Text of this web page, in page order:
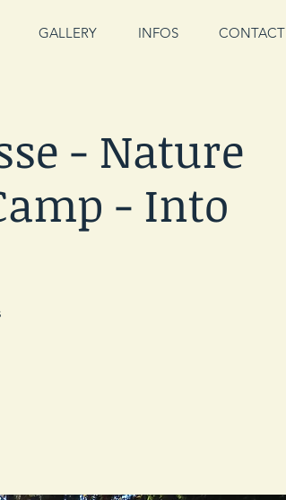
GALLERY INFOS CONTACT
- Nature
- Into